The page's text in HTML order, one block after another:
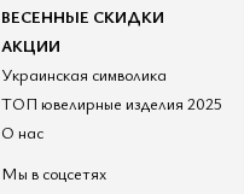
ВЕСЕННЫЕ СКИДКИ
АКЦИИ
Украинская символика
ТОП ювелирные изделия 2025
О нас
Мы в соцсетях